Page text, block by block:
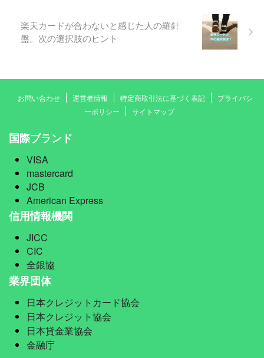
楽天カードが合わないと感じた人の羅針
盤。次の選択肢のヒント
お問い合わせ 運営者情報 特定商取引法に基づく表記
プライバシ
ーポリシー
サイトマップ
国際ブランド
VISA
mastercard
JCB
American Express
信用情報機関
JICC
CIC
全銀協
業界団体
日本クレジットカード協会
日本クレジット協会
日本貸金業協会
金融庁